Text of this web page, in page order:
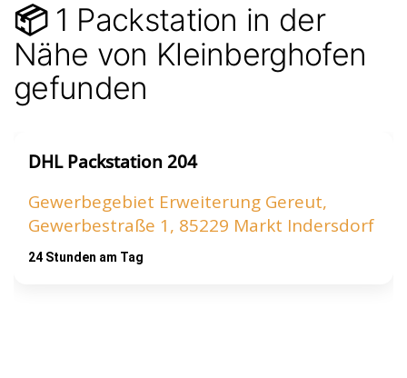
📦1 Packstation in der
Nähe von Kleinberghofen
gefunden
DHL Packstation 204
Gewerbegebiet Erweiterung Gereut,
Gewerbestraße 1, 85229 Markt Indersdorf
24 Stunden am Tag